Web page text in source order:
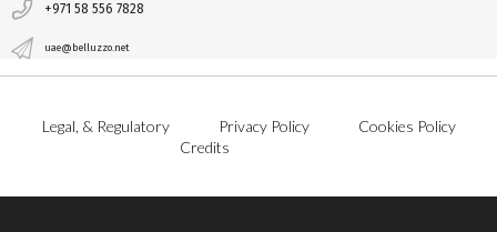
+971 58 556 7828
uae@belluzzo.net
Legal, & Regulatory Privacy Policy
Cookies Policy
Credits